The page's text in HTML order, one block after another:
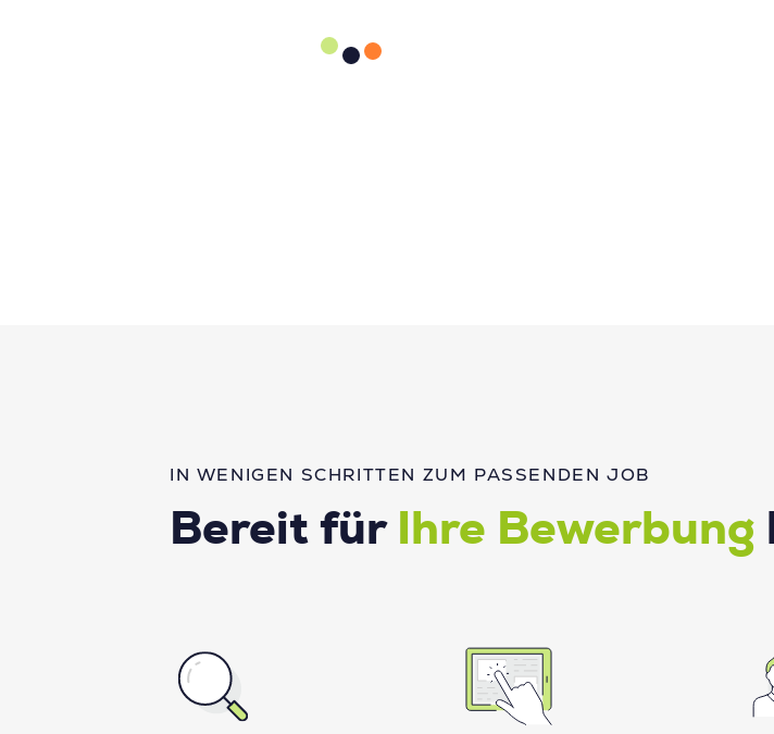
IN WENIGEN SCHRITTEN ZUM PASSENDEN JOB
Bereit für Ihre Bewerbung